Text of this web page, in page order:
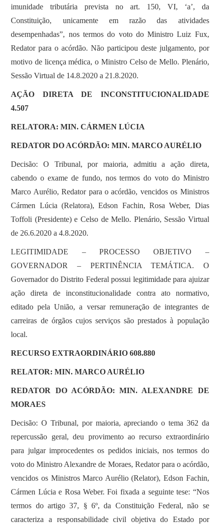
imunidade tributária prevista no art. 150, VI, ‘a’, da
Constituição, unicamente em razão das atividades
desempenhadas”, nos termos do voto do Ministro Luiz Fux,
Redator para o acórdão. Não participou deste julgamento, por
motivo de licença médica, o Ministro Celso de Mello. Plenário,
Sessão Virtual de 14.8.2020 a 21.8.2020.
AÇÃO DIRETA DE INCONSTITUCIONALIDADE
4.507
RELATORA: MIN. CÁRMEN LÚCIA
REDATOR DO ACÓRDÃO: MIN. MARCO AURÉLIO
Decisão: O Tribunal, por maioria, admitiu a ação direta,
cabendo o exame de fundo, nos termos do voto do Ministro
Marco Aurélio, Redator para o acórdão, vencidos os Ministros
Cármen Lúcia (Relatora), Edson Fachin, Rosa Weber, Dias
Toffoli (Presidente) e Celso de Mello. Plenário, Sessão Virtual
de 26.6.2020 a 4.8.2020.
LEGITIMIDADE – PROCESSO OBJETIVO –
GOVERNADOR – PERTINÊNCIA TEMÁTICA. O
Governador do Distrito Federal possui legitimidade para ajuizar
ação direta de inconstitucionalidade contra ato normativo,
editado pela União, a versar remuneração de integrantes de
carreiras de órgãos cujos serviços são prestados à população
local.
RECURSO EXTRAORDINÁRIO 608.880
RELATOR: MIN. MARCO AURÉLIO
REDATOR DO ACÓRDÃO: MIN. ALEXANDRE DE
MORAES
Decisão: O Tribunal, por maioria, apreciando o tema 362 da
repercussão geral, deu provimento ao recurso extraordinário
para julgar improcedentes os pedidos iniciais, nos termos do
voto do Ministro Alexandre de Moraes, Redator para o acórdão,
vencidos os Ministros Marco Aurélio (Relator), Edson Fachin,
Cármen Lúcia e Rosa Weber. Foi fixada a seguinte tese: “Nos
termos do artigo 37, § 6º, da Constituição Federal, não se
caracteriza a responsabilidade civil objetiva do Estado por